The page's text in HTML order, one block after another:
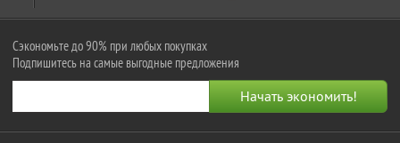
Сэкономьте до 90% при любых покупках
Подпишитесь на самые выгодные предложения